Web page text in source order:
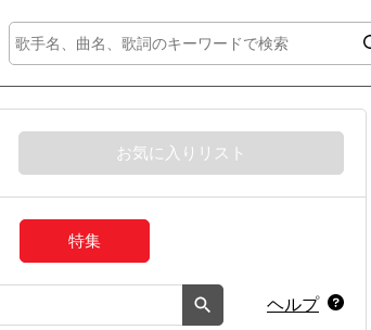
お気に入りリスト
特集
ヘルプ